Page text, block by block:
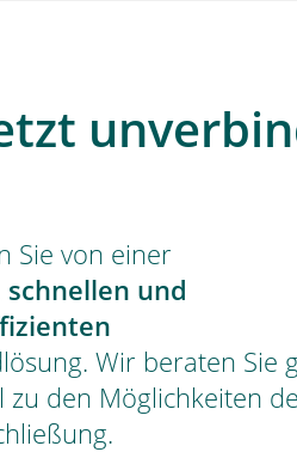
Sie von einer
und
Wir beraten Sie
zu den Möglichkeiten